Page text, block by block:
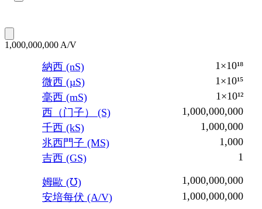
1,000,000,000 A/V
納西 (nS)
1×10¹⁸
微西 (µS)
1×10¹⁵
毫西 (mS)
1×10¹²
西（门子） (S)
1,000,000,000
千西 (kS)
1,000,000
兆西門子 (MS)
1,000
吉西 (GS)
1
姆歐 (℧)
1,000,000,000
安培每伏 (A/V)
1,000,000,000